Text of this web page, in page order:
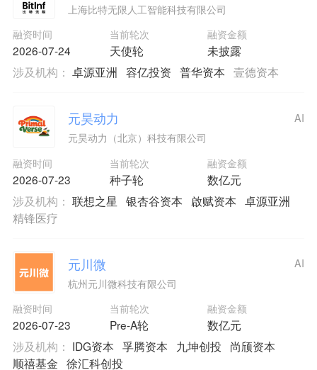
上海比特无限人工智能科技有限公司
融资时间
2026-07-24
当前轮次
天使轮
融资金额
未披露
涉及机构： 卓源亚洲 容亿投资 普华资本 壹德资本
元昊动力
元昊动力（北京）科技有限公司
融资时间
2026-07-23
当前轮次
种子轮
融资金额
数亿元
AI
涉及机构： 联想之星 银杏谷资本 啟赋资本 卓源亚洲
精锋医疗
元川微
杭州元川微科技有限公司
融资时间
2026-07-23
当前轮次
Pre-A轮
融资金额
数亿元
AI
涉及机构： IDG资本 孚腾资本 九坤创投
尚颀资本
顺禧基金 徐汇科创投